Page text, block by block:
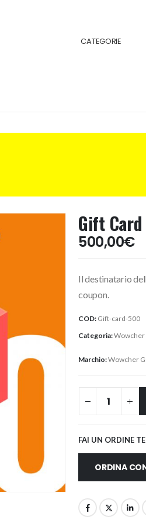
CATEGORIE
Gift
500,00€
Il destinatario
coupon.
COD: Gift-card-500
Categoria:Wowcher
Marchio:Wowcher
FAI UN ORDINE
ORDINA